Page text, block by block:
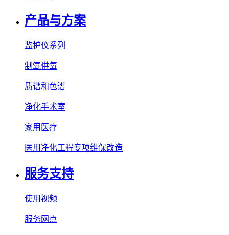
产品与方案
监护仪系列
制氧供氧
质谱和色谱
净化手术室
家用医疗
医用净化工程专项维保改造
服务支持
使用视频
服务网点